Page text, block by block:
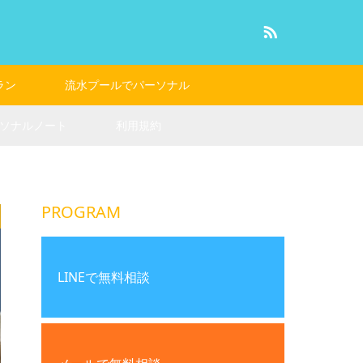
ン 流水プールでパーソナル
PROGRAM
LINEで無料相談